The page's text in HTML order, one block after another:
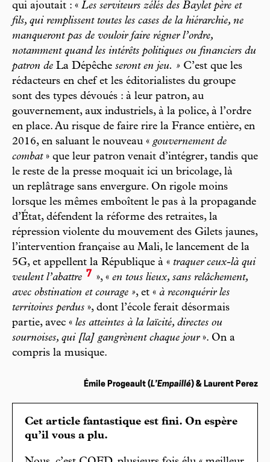
qui ajoutait : « Les serviteurs zélés des Baylet père et
fils, qui remplissent toutes les cases de la hiérarchie, ne
manqueront pas de vouloir faire régner l’ordre,
notamment quand les intérêts politiques ou financiers du
patron de La Dépêche seront en jeu. » C’est que les
rédacteurs en chef et les éditorialistes du groupe
sont des types dévoués : à leur patron, au
gouvernement, aux industriels, à la police, à l’ordre
en place. Au risque de faire rire la France entière, en
2016, en saluant le nouveau « gouvernement de
combat» que leur patron venait d’intégrer, tandis que
le reste de la presse moquait ici un bricolage, là
un replâtrage sans envergure. On rigole moins
lorsque les mêmes emboîtent le pas à la propagande
d’État, défendent la réforme des retraites, la
répression violente du mouvement des Gilets jaunes,
l’intervention française au Mali, le lancement de la
5G, et appellent la République à « traquer ceux-là qui
veulent l’abattre 7 », « en tous lieux, sans relâchement,
avec obstination et courage », et « à reconquérir les
territoires perdus », dont l’école ferait désormais
partie, avec « les atteintes à la laïcité, directes ou
sournoises, qui [la] gangrènent chaque jour». On a
compris la musique.
Émile Progeault (L’Empaillé) & Laurent Perez
Cet article fantastique est fini. On espère
qu’il vous a plu.